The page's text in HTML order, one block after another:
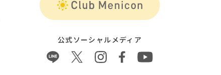
公式ソーシャルメディア